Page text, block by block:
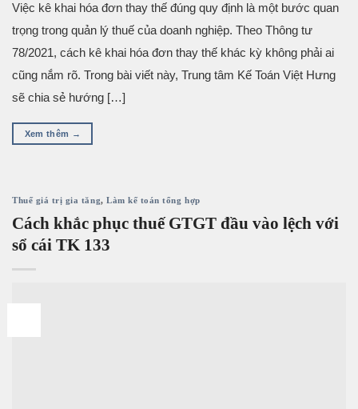
Việc kê khai hóa đơn thay thế đúng quy định là một bước quan
trọng trong quản lý thuế của doanh nghiệp. Theo Thông tư
78/2021, cách kê khai hóa đơn thay thế khác kỳ không phải ai
cũng nắm rõ. Trong bài viết này, Trung tâm Kế Toán Việt Hưng
sẽ chia sẻ hướng […]
Xem thêm →
Thuế giá trị gia tăng,Làm kế toán tổng hợp
Cách khắc phục thuế GTGT đầu vào lệch với
sổ cái TK 133